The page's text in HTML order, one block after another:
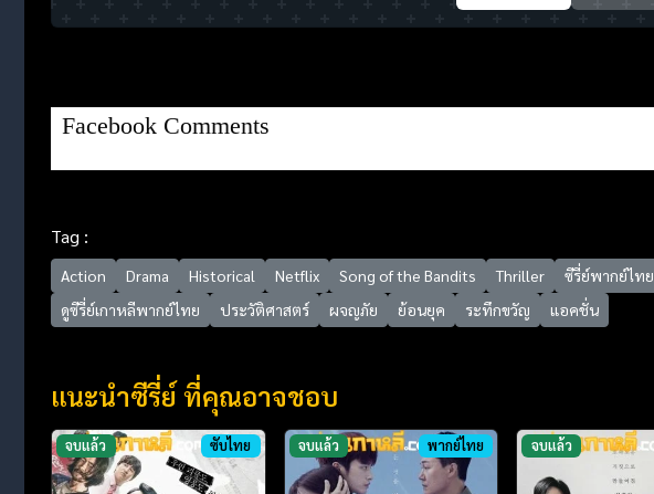
Facebook Comments
Tag :
Action Drama Historical Netflix Song of the Bandits Thriller ซีรี่ย์พากย์ไทย
ดูซีรี่ย์เกาหลีพากย์ไทย
ประวัติศาสตร์ ผจญภัย ย้อนยุค ระทึกขวัญ แอคชั่น
แนะนำซีรี่ย์ ที่คุณอาจชอบ
จบแล้ว ซับไทย จบแล้ว พากย์ไทย จบแล้ว